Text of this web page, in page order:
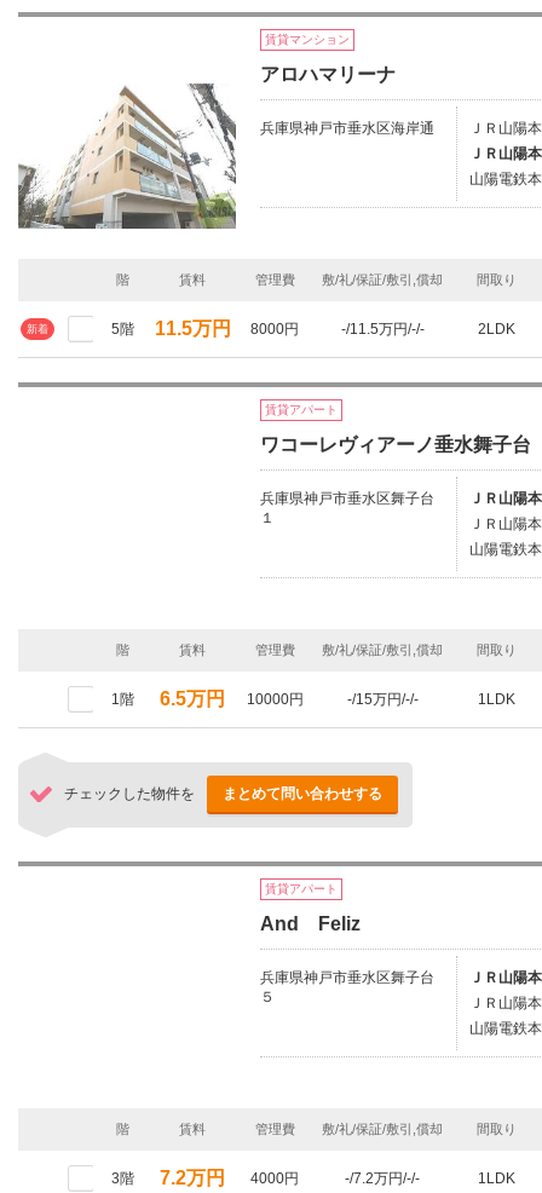
賃貸マンション
アロハマリーナ
兵庫県神戸市垂水区海岸通
ＪＲ山陽
ＪＲ山陽
山陽電鉄
階 賃料 管理費 敷/礼/保証/敷引,償却 間取り
新着 5階 11.5万円 8000円 -/11.5万円/-/- 2LDK
賃貸アパート
ワコーレヴィアーノ垂水舞子台
兵庫県神戸市垂水区舞子台
１
ＪＲ山陽
ＪＲ山陽
山陽電鉄
階 賃料 管理費 敷/礼/保証/敷引,償却 間取り
1階 6.5万円 10000円 -/15万円/-/- 1LDK
チェックした物件を まとめて問い合わせする
賃貸アパート
And Feliz
兵庫県神戸市垂水区舞子台
５
ＪＲ山陽
ＪＲ山陽
山陽電鉄
階 賃料 管理費 敷/礼/保証/敷引,償却 間取り
3階 7.2万円 4000円 -/7.2万円/-/- 1LDK